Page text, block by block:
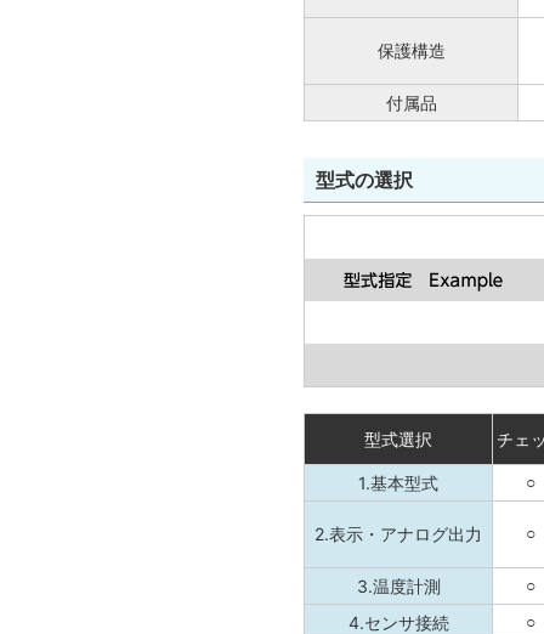
保護構造
付属品
型式の選択
型式選択 チェ
1.基本型式 ○
2.表示・アナログ出力 ○
3.温度計測 ○
4.センサ接続 ○